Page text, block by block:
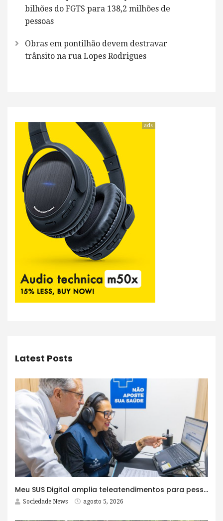
bilhões do FGTS para 138,2 milhões de
pessoas
Obras em pontilhão devem destravar
trânsito na rua Lopes Rodrigues
ads
Latest Posts
Meu SUS Digital amplia teleatendimentos para pessoas com problemas com jogos e apostas
Sociedade News agosto 5, 2026